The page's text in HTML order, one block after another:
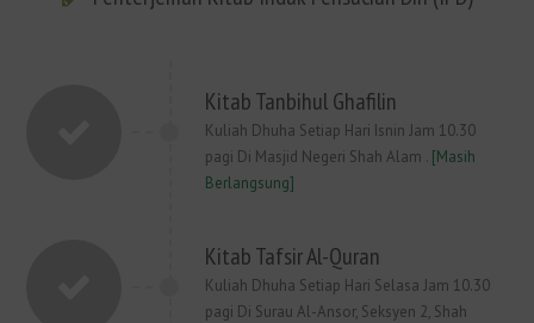
Kitab Tanbihul Ghafilin
Kuliah Dhuha Setiap Hari Isnin Jam 10.30
pagi Di Masjid Negeri Shah Alam . [Masih
Berlangsung]
Kitab Tafsir Al-Quran
Kuliah Dhuha Setiap Hari Selasa Jam 10.30
pagi Di Surau Al-Ansor, Seksyen 2, Shah